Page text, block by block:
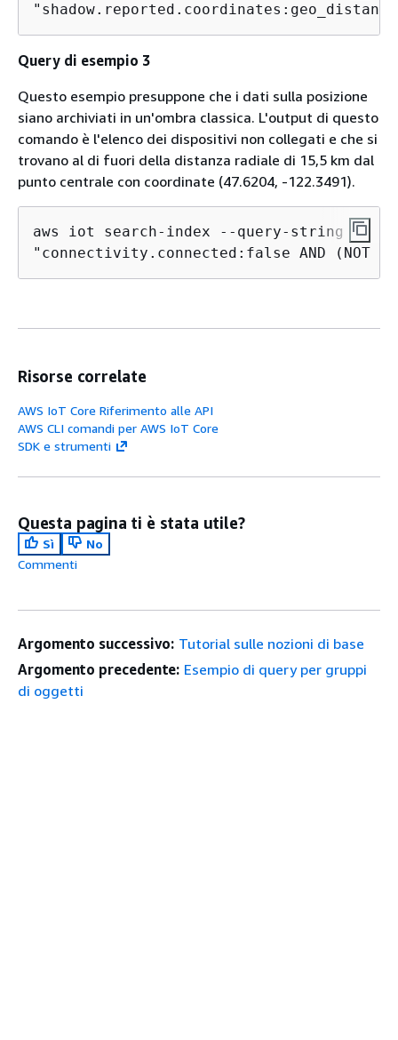
Query di esempio 3
Questo esempio presuppone che i dati sulla posizione
siano archiviati in un'ombra classica. L'output di questo
comando è l'elenco dei dispositivi non collegati e che si
trovano al di fuori della distanza radiale di 15,5 km dal
punto centrale con coordinate (47.6204, -122.3491).
aws iot search-index --query-string \
"connectivity.connected:false AND (NOT
Risorse correlate
AWS IoT Core Riferimento alle API
AWS CLI comandi per AWS IoT Core
SDK e strumenti
Questa pagina ti è stata utile?
Sì
No
Commenti
Argomento successivo: Tutorial sulle nozioni di base
Argomento precedente: Esempio di query per gruppi
di oggetti